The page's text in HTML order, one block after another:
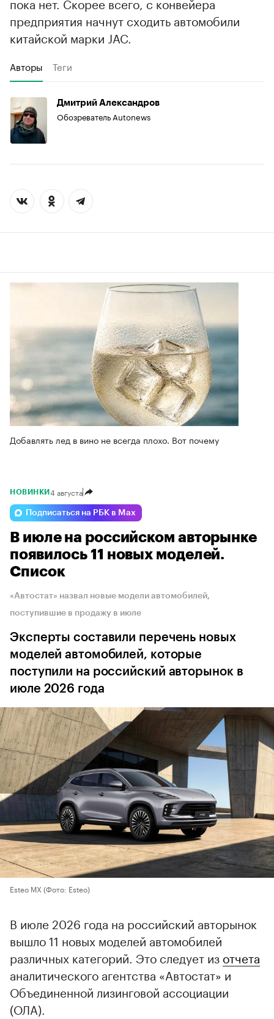
предприятия начнут сходить автомобили
китайской марки JAC.
Авторы Теги
Дмитрий Александров
Обозреватель Autonews
Добавлять лед в вино не всегда плохо. Вот почему
НОВИНКИ 4 августа
Подписаться на РБК в Max
В июле на российском авторынке
появилось 11 новых моделей.
Список
«Автостат» назвал новые модели автомобилей,
поступившие в продажу в июле
Эксперты составили перечень новых
моделей автомобилей, которые
поступили на российский авторынок в
июле 2026 года
Esteo MX (Фото: Esteo)
В июле 2026 года на российский авторынок
вышло 11 новых моделей автомобилей
различных категорий. Это следует из отчета
аналитического агентства «Автостат» и
Объединенной лизинговой ассоциации
(ОЛА).